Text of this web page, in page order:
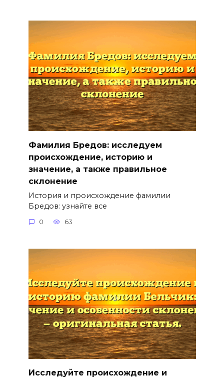
Фамилия Бредов: исследуем
происхождение, историю и
значение, а также правильное
склонение
История и происхождение фамилии
Бредов: узнайте все
0 63
Исследуйте происхождение и